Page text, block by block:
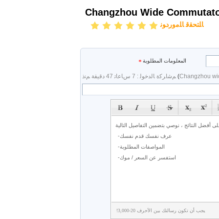
Changzhou Wide
ﺎﻠﺘﺤﻘﻗ ﺎﻠﻣﻭﺭﺩﻮﻧ
المعلومات المطلوبة
Changzhou
) ﻢﺷﺍﺮﻛﺓ ﺎﻟﺪﺧﻮﻟ : 7 ﺱﺎﻋﺎﺗ 47 دقيقة ﻢﻧﺫ
يجب أن تكون رسالتك بين الأحرف 20-3,000!